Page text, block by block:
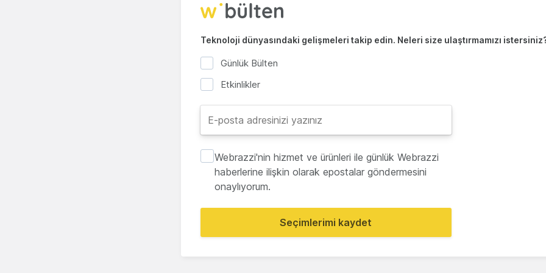
Teknoloji dünyasındaki gelişmeleri takip edin. Neleri size ulaştırmamızı
Günlük Bülten
Etkinlikler
Webrazzi'nin hizmet ve ürünleri ile günlük Webrazzi
haberlerine ilişkin olarak epostalar göndermesini
onaylıyorum.
Seçimlerimi kaydet